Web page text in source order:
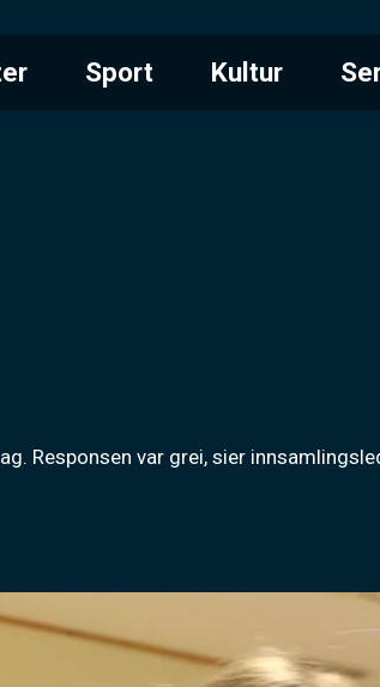
Sport Kultur
Responsen var grei, sier